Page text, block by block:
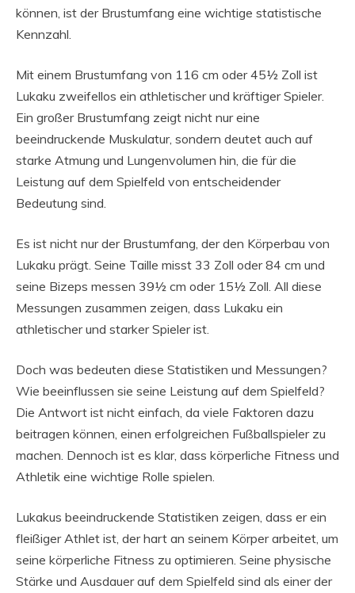
können, ist der Brustumfang eine wichtige statistische
Kennzahl.
Mit einem Brustumfang von 116 cm oder 45½ Zoll ist
Lukaku zweifellos ein athletischer und kräftiger Spieler.
Ein großer Brustumfang zeigt nicht nur eine
beeindruckende Muskulatur, sondern deutet auch auf
starke Atmung und Lungenvolumen hin, die für die
Leistung auf dem Spielfeld von entscheidender
Bedeutung sind.
Es ist nicht nur der Brustumfang, der den Körperbau von
Lukaku prägt. Seine Taille misst 33 Zoll oder 84 cm und
seine Bizeps messen 39½ cm oder 15½ Zoll. All diese
Messungen zusammen zeigen, dass Lukaku ein
athletischer und starker Spieler ist.
Doch was bedeuten diese Statistiken und Messungen?
Wie beeinflussen sie seine Leistung auf dem Spielfeld?
Die Antwort ist nicht einfach, da viele Faktoren dazu
beitragen können, einen erfolgreichen Fußballspieler zu
machen. Dennoch ist es klar, dass körperliche Fitness und
Athletik eine wichtige Rolle spielen.
Lukakus beeindruckende Statistiken zeigen, dass er ein
fleißiger Athlet ist, der hart an seinem Körper arbeitet, um
seine körperliche Fitness zu optimieren. Seine physische
Stärke und Ausdauer auf dem Spielfeld sind als einer der